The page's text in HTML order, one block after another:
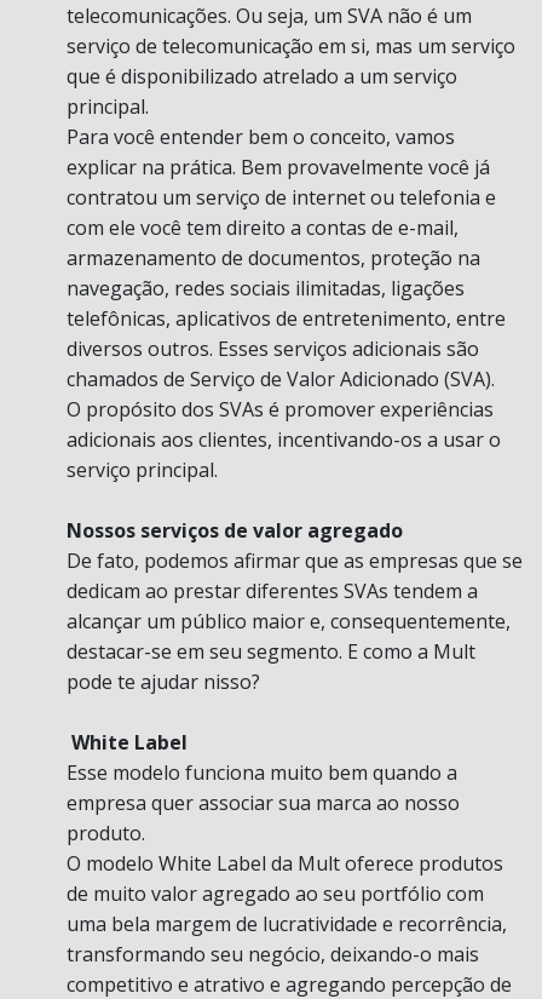
telecomunicações. Ou seja, um SVA não é um
serviço de telecomunicação em si, mas um serviço
que é disponibilizado atrelado a um serviço
principal.
Para você entender bem o conceito, vamos
explicar na prática. Bem provavelmente você já
contratou um serviço de internet ou telefonia e
com ele você tem direito a contas de e-mail,
armazenamento de documentos, proteção na
navegação, redes sociais ilimitadas, ligações
telefônicas, aplicativos de entretenimento, entre
diversos outros. Esses serviços adicionais são
chamados de Serviço de Valor Adicionado (SVA).
O propósito dos SVAs é promover experiências
adicionais aos clientes, incentivando-os a usar o
serviço principal.
Nossos serviços de valor agregado
De fato, podemos afirmar que as empresas que se
dedicam ao prestar diferentes SVAs tendem a
alcançar um público maior e, consequentemente,
destacar-se em seu segmento. E como a Mult
pode te ajudar nisso?
White Label
Esse modelo funciona muito bem quando a
empresa quer associar sua marca ao nosso
produto.
O modelo White Label da Mult oferece produtos
de muito valor agregado ao seu portfólio com
uma bela margem de lucratividade e recorrência,
transformando seu negócio, deixando-o mais
competitivo e atrativo e agregando percepção de